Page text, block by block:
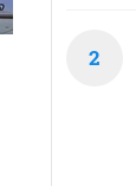
2